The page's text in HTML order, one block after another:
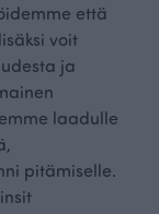
että
voit
ja
laadulle
pitämiselle.